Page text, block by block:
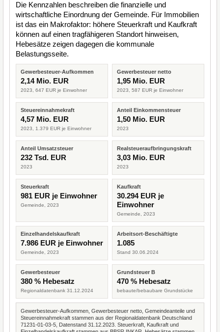
Die Kennzahlen beschreiben die finanzielle und
wirtschaftliche Einordnung der Gemeinde. Für Immobilien
ist das ein Makrofaktor: höhere Steuerkraft und Kaufkraft
können auf einen tragfähigeren Standort hinweisen,
Hebesätze zeigen dagegen die kommunale
Belastungsseite.
Gewerbesteuer-Aufkommen
2,14 Mio. EUR
2023, 647 EUR je Einwohner
Gewerbesteuer netto
1,95 Mio. EUR
2023, 587 EUR je Einwohner
Steuereinnahmekraft
4,57 Mio. EUR
2023, 1.379 EUR je Einwohner
Anteil Einkommensteuer
1,50 Mio. EUR
2023
Anteil Umsatzsteuer
232 Tsd. EUR
2023
Realsteueraufbringungskraft
3,03 Mio. EUR
2023
Steuerkraft
981 EUR je Einwohner
Gemeinde, 2023
Kaufkraft
30.294 EUR je
Einwohner
Gemeinde, 2023
Einzelhandelskaufkraft
7.986 EUR je Einwohner
Gemeinde, 2023
Arbeitsort-Beschäftigte
1.085
Stand 30.06.2024
Gewerbesteuer
380 % Hebesatz
Regionaldatenbank 31.12.2024
Grundsteuer B
470 % Hebesatz
bebaute/bebaubare Grundstücke
Gewerbesteuer-Aufkommen, Gewerbesteuer netto, Gemeindeanteile und
Steuereinnahmekraft stammen aus der Regionaldatenbank Deutschland
71231-01-03-5, Datenstand 31.12.2023. Steuerkraft, Kaufkraft und